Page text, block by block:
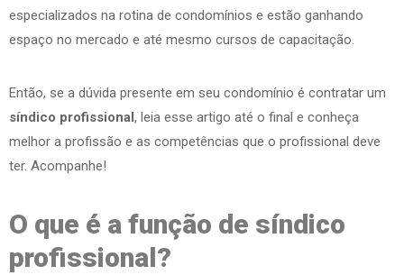
especializados na rotina de condomínios e estão ganhando
espaço no mercado e até mesmo cursos de capacitação.
Então, se a dúvida presente em seu condomínio é contratar um
síndico profissional, leia esse artigo até o final e conheça
melhor a profissão e as competências que o profissional deve
ter. Acompanhe!
O que é a função de síndico
profissional?